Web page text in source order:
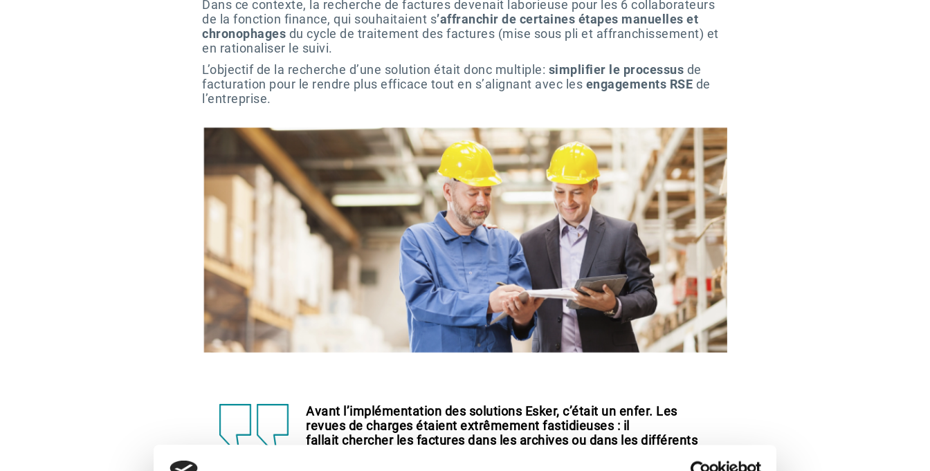
Dans ce contexte, la recherche de factures devenait laborieuse pour les 6 collaborateurs
de la fonction finance, qui souhaitaient s’affranchir de certaines étapes manuelles et
chronophages du cycle de traitement des factures (mise sous pli et affranchissement) et
en rationaliser le suivi.
L’objectif de la recherche d’une solution était donc multiple: simplifier le processus de
facturation pour le rendre plus efficace tout en s’alignant avec les engagements RSE de
l’entreprise.
Avant l’implémentation des solutions Esker, c’était un enfer. Les
revues de charges étaient extrêmement fastidieuses : il
fallait chercher les factures dans les archives ou dans les différents